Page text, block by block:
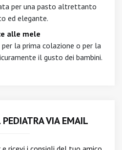
per una pasto altrettanto
ed elegante.
alle mele
la prima colazione o per la
il gusto dei bambini.
VIA EMAIL